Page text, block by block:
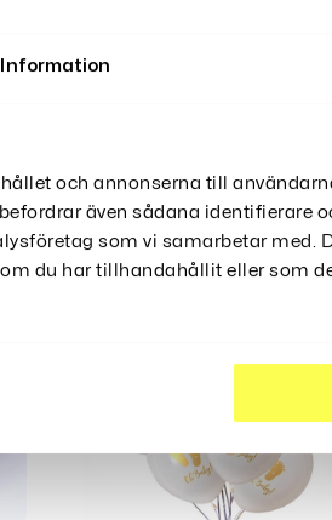
Information
och annonserna till
även sådana identifierare
som vi samarbetar med.
du har tillhandahållit eller som